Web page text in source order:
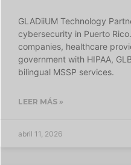
GLADiiUM Technology
cybersecurity in Puerto
companies, healthcare
government with HIPAA,
bilingual MSSP services.
LEER MÁS »
abril 11, 2026